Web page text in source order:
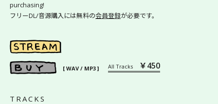
purchasing!
フリーDL/音源購入には無料の会員登録が必要です。
[ WAV / MP3 ] All Tracks ￥450
TRACKS